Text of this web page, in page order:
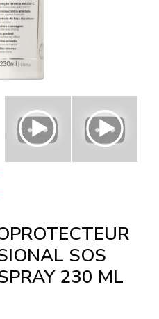
SOS
230 ML